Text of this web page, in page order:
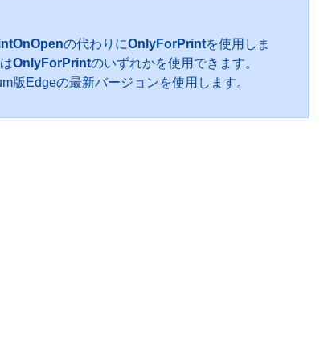
の代わりにOnlyForPrintを使用しま
OnlyForPrintのいずれかを使用できます。
版Edgeの最新バージョンを使用します。